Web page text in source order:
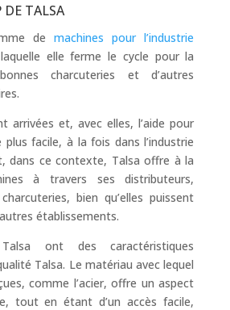
DE TALSA
demachines pour l’industrie
elle ferme le cycle pour la
charcuteries et d’autres
arrivées et, avec elles, l’aide pour
facile, à la fois dans l’industrie
dans ce contexte, Talsa offre à la
à travers ses distributeurs,
bien qu’elles puissent
établissements.
ont des caractéristiques
Talsa. Le matériau avec lequel
comme l’acier, offre un aspect
tout en étant d’un accès facile,